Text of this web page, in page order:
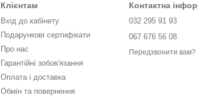
Клієнтам
Вхід до кабінету
Подарункові сертифікати
Про нас
Гарантійні зобов'язання
Оплата і доставка
Обмін та повернення
Контактна
032 295 91 93
067 676 56 08
Передзвонити вам?